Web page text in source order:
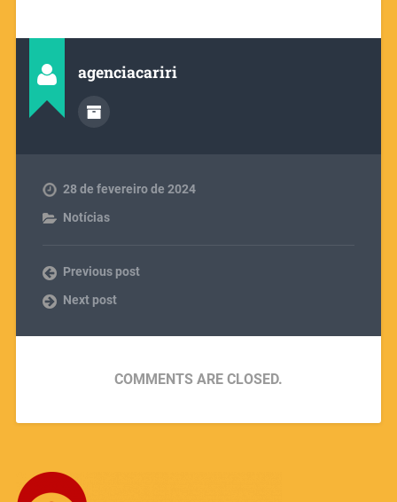
agenciacariri
28 de fevereiro de 2024
Notícias
Previous post
Next post
COMMENTS ARE CLOSED.